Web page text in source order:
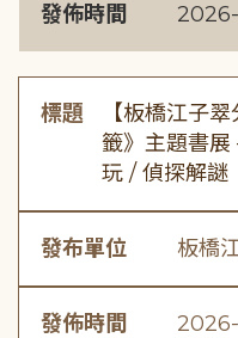
發佈時間
標題
【板橋江子
籤》主題書
玩 / 偵探解謎
發布單位 板橋
發佈時間